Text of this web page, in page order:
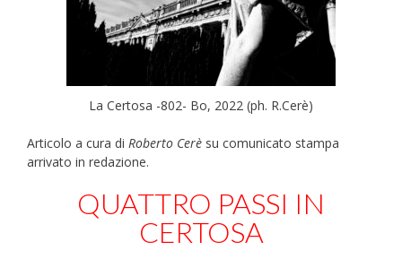
La Certosa -802- Bo, 2022 (ph. R.Cerè)
Articolo a cura di Roberto Cerè su comunicato stampa
arrivato in redazione.
QUATTRO PASSI IN
CERTOSA